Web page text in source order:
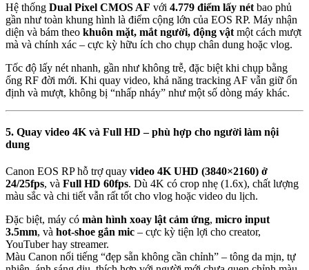
Hệ thống Dual Pixel CMOS AF với 4.779 điểm lấy nét bao phủ
gần như toàn khung hình là điểm cộng lớn của EOS RP. Máy nhận
diện và bám theo khuôn mặt, mắt người, động vật một cách mượt
mà và chính xác – cực kỳ hữu ích cho chụp chân dung hoặc vlog.
Tốc độ lấy nét nhanh, gần như không trễ, đặc biệt khi chụp bằng
ống RF đời mới. Khi quay video, khả năng tracking AF vẫn giữ ổn
định và mượt, không bị “nhấp nháy” như một số dòng máy khác.
5. Quay video 4K và Full HD – phù hợp cho người làm nội
dung
Canon EOS RP hỗ trợ quay video 4K UHD (3840×2160) ở
24/25fps, và Full HD 60fps. Dù 4K có crop nhẹ (1.6x), chất lượng
màu sắc và chi tiết vẫn rất tốt cho vlog hoặc video du lịch.
Đặc biệt, máy có màn hình xoay lật cảm ứng, micro input
3.5mm, và hot-shoe gắn mic – cực kỳ tiện lợi cho creator,
YouTuber hay streamer.
Màu Canon nổi tiếng “đẹp sẵn không cần chỉnh” – tông da mịn, tự